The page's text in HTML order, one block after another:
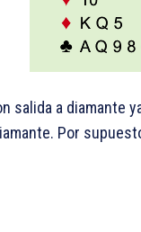
salida a diamante
Por